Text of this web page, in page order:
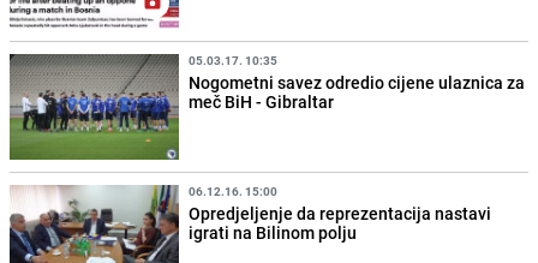
05.03.17. 10:35
Nogometni savez odredio cijene ulaznica za
meč BiH - Gibraltar
06.12.16. 15:00
Opredjeljenje da reprezentacija nastavi
igrati na Bilinom polju